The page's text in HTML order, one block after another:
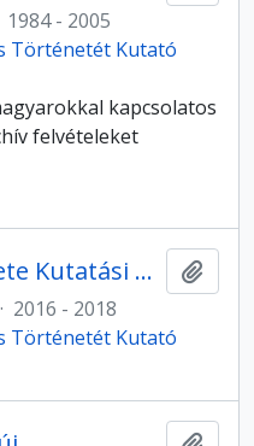
1984 - 2005
Történetét Kutató
kapcsolatos
felvételeket
Az MDF Vidéki Története Kutatási Program Interjúi
· 2016 - 2018
Történetét Kutató